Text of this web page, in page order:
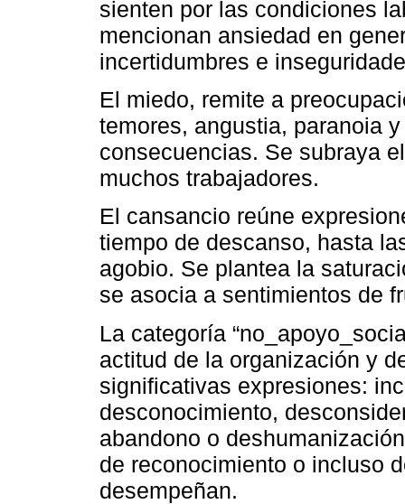
sienten por las condiciones
mencionan ansiedad en
incertidumbres e
El miedo, remite a
temores, angustia, paranoia
consecuencias. Se subraya
muchos trabajadores.
El cansancio reúne
tiempo de descanso, hasta
agobio. Se plantea la
se asocia a sentimientos de
La categoría
actitud de la organización y
significativas expresiones:
desconocimiento,
abandono o
de reconocimiento o incluso
desempeñan.